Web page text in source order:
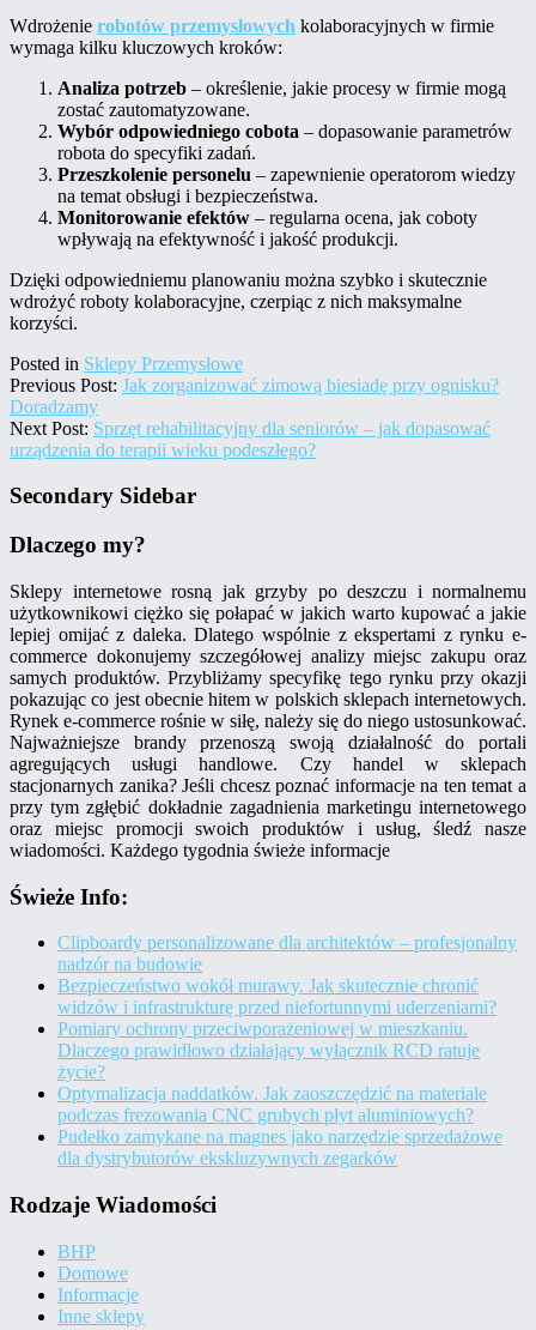
Wdrożenie robotów przemysłowych kolaboracyjnych w firmie
wymaga kilku kluczowych kroków:
Analiza potrzeb – określenie, jakie procesy w firmie mogą
zostać zautomatyzowane.
Wybór odpowiedniego cobota – dopasowanie parametrów
robota do specyfiki zadań.
Przeszkolenie personelu – zapewnienie operatorom wiedzy
na temat obsługi i bezpieczeństwa.
Monitorowanie efektów – regularna ocena, jak coboty
wpływają na efektywność i jakość produkcji.
Dzięki odpowiedniemu planowaniu można szybko i skutecznie
wdrożyć roboty kolaboracyjne, czerpiąc z nich maksymalne
korzyści.
Posted in Sklepy Przemysłowe
Previous Post: Jak zorganizować zimową biesiadę przy ognisku?
Doradzamy
Next Post: Sprzęt rehabilitacyjny dla seniorów – jak dopasować
urządzenia do terapii wieku podeszłego?
Secondary Sidebar
Dlaczego my?
Sklepy internetowe rosną jak grzyby po deszczu i normalnemu
użytkownikowi ciężko się połapać w jakich warto kupować a jakie
lepiej omijać z daleka. Dlatego wspólnie z ekspertami z rynku e-
commerce dokonujemy szczegółowej analizy miejsc zakupu oraz
samych produktów. Przybliżamy specyfikę tego rynku przy okazji
pokazując co jest obecnie hitem w polskich sklepach internetowych.
Rynek e-commerce rośnie w siłę, należy się do niego ustosunkować.
Najważniejsze brandy przenoszą swoją działalność do portali
agregujących usługi handlowe. Czy handel w sklepach
stacjonarnych zanika? Jeśli chcesz poznać informacje na ten temat a
przy tym zgłębić dokładnie zagadnienia marketingu internetowego
oraz miejsc promocji swoich produktów i usług, śledź nasze
wiadomości. Każdego tygodnia świeże informacje
Świeże Info:
Clipboardy personalizowane dla architektów – profesjonalny
nadzór na budowie
Bezpieczeństwo wokół murawy. Jak skutecznie chronić
widzów i infrastrukturę przed niefortunnymi uderzeniami?
Pomiary ochrony przeciwporażeniowej w mieszkaniu.
Dlaczego prawidłowo działający wyłącznik RCD ratuje
życie?
Optymalizacja naddatków. Jak zaoszczędzić na materiale
podczas frezowania CNC grubych płyt aluminiowych?
Pudełko zamykane na magnes jako narzędzie sprzedażowe
dla dystrybutorów ekskluzywnych zegarków
Rodzaje Wiadomości
BHP
Domowe
Informacje
Inne sklepy